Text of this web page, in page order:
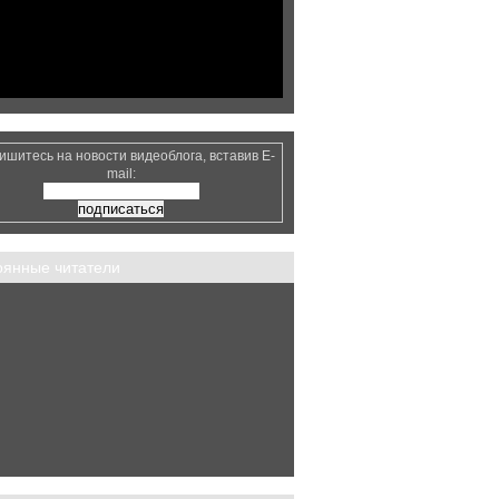
на новости видеоблога, вставив E-
mail:
читатели